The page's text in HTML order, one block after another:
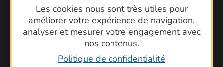
Les cookies nous sont très utiles pour
améliorer votre expérience de navigation,
analyser et mesurer votre engagement avec
nos contenus.
Politique de confidentialité
Latitude Gard